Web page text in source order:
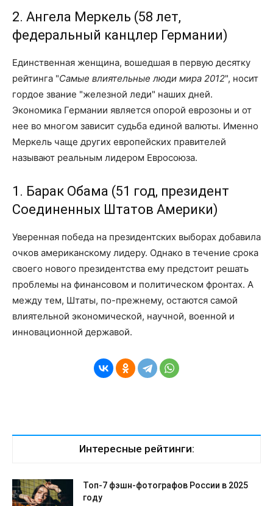
2. Ангела Меркель (58 лет,
федеральный канцлер Германии)
Единственная женщина, вошедшая в первую десятку
рейтинга "Самые влиятельные люди мира 2012", носит
гордое звание "железной леди" наших дней.
Экономика Германии является опорой еврозоны и от
нее во многом зависит судьба единой валюты. Именно
Меркель чаще других европейских правителей
называют реальным лидером Евросоюза.
1. Барак Обама (51 год, президент
Соединенных Штатов Америки)
Уверенная победа на президентских выборах добавила
очков американскому лидеру. Однако в течение срока
своего нового президентства ему предстоит решать
проблемы на финансовом и политическом фронтах. А
между тем, Штаты, по-прежнему, остаются самой
влиятельной экономической, научной, военной и
инновационной державой.
Интересные рейтинги:
Топ-7 фэшн-фотографов России в 2025
году